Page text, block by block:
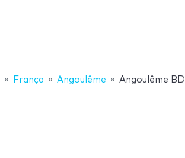
França Angoulême Angoulême BD